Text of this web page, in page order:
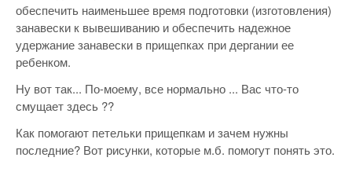
обеспечить наименьшее время подготовки (изготовления)
занавески к вывешиванию и обеспечить надежное
удержание занавески в прищепках при дергании ее
ребенком.
Ну вот так... По-моему, все нормально ... Вас что-то
смущает здесь ??
Как помогают петельки прищепкам и зачем нужны
последние? Вот рисунки, которые м.б. помогут понять это.